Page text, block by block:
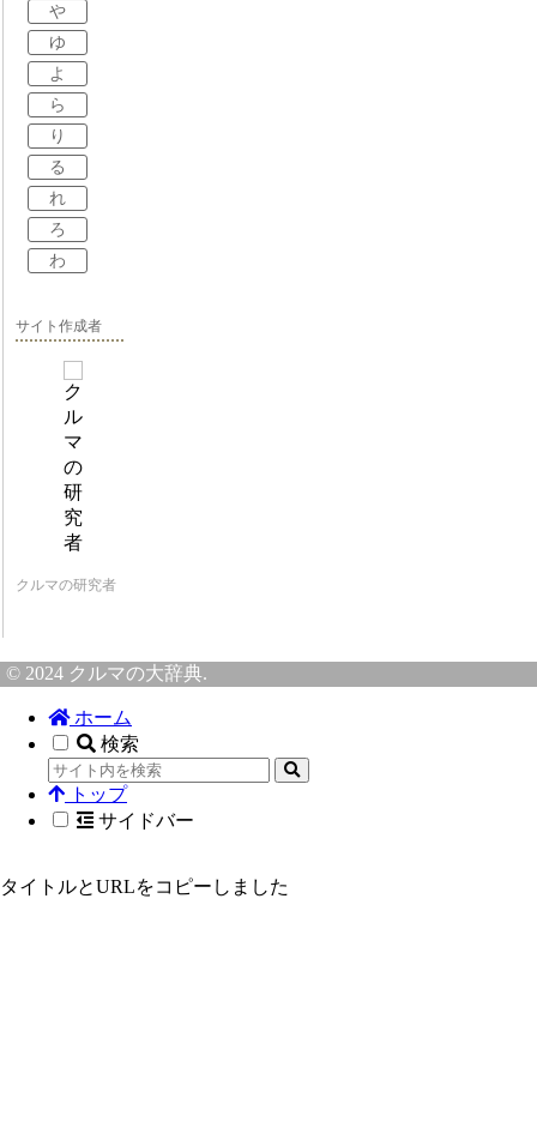
や
ゆ
よ
ら
り
る
れ
ろ
わ
サイト作成者
クルマの研究者
© 2024 クルマの大辞典.
ホーム
検索
トップ
サイドバー
タイトルとURLをコピーしました